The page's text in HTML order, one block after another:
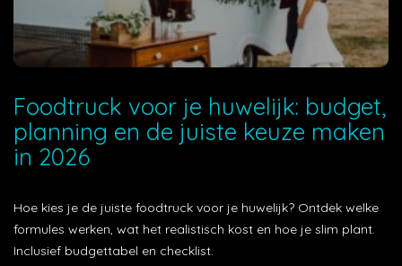
Foodtruck voor je huwelijk: budget,
planning en de juiste keuze maken
in 2026
Hoe kies je de juiste foodtruck voor je huwelijk? Ontdek welke
formules werken, wat het realistisch kost en hoe je slim plant.
Inclusief budgettabel en checklist.